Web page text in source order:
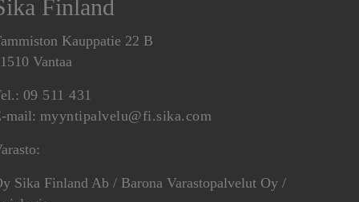
Finland
Kauppatie 22 B
Vantaa
09 511 431
mail: myyntipalvelu@fi.sika.com
Sika Finland Ab / Barona Varastopalvelut Oy /